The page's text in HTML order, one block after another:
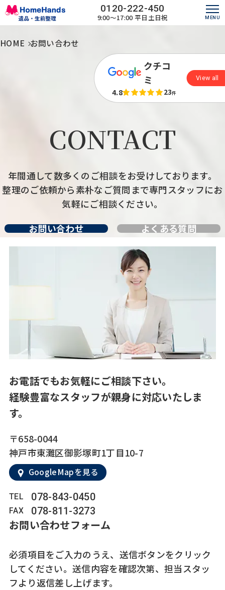
0120-222-450
9:00～17:00平日土日祝
HOME お問い合わせ
クチコ
ミ
4.8 23件
View all
CONTACT
年間通して数多くのご相談をお受けしております。
整理のご依頼から素朴なご質問まで専門スタッフにお
気軽にご相談ください。
お問い合わせ
よくある質問
お電話でもお気軽にご相談下さい。
経験豊富なスタッフが親身に対応いたしま
す。
〒658-0044
神戸市東灘区御影塚町1丁目10-7
GoogleMapを見る
TEL 078-843-0450
FAX 078-811-3273
お問い合わせフォーム
必須項目をご入力のうえ、送信ボタンをクリック
してください。送信内容を確認次第、担当スタッ
フより返信差し上げます。